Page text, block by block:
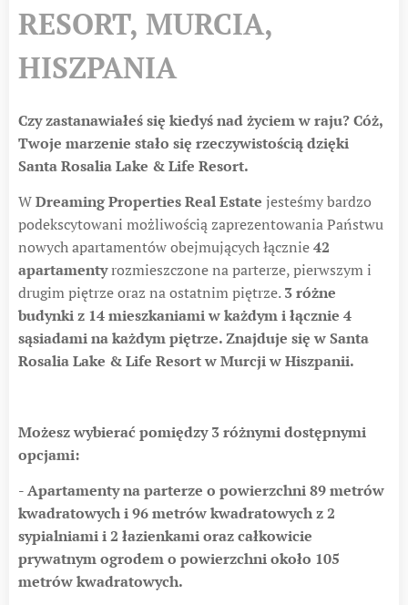
RESORT, MURCIA,
HISZPANIA
Czy zastanawiałeś się kiedyś nad życiem w raju? Cóż,
Twoje marzenie stało się rzeczywistością dzięki
Santa Rosalia Lake & Life Resort.
WDreaming Properties Real Estate jesteśmy bardzo
podekscytowani możliwością zaprezentowania Państwu
nowych apartamentów obejmujących łącznie42
apartamentyrozmieszczone na parterze, pierwszym i
drugim piętrze oraz na ostatnim piętrze.3 różne
budynki z 14 mieszkaniami w każdym i łącznie 4
sąsiadami na każdym piętrze. Znajduje się w Santa
Rosalia Lake & Life Resort w Murcji w Hiszpanii.
Możesz wybierać pomiędzy 3 różnymi dostępnymi
opcjami:
- Apartamenty na parterze o powierzchni 89 metrów
kwadratowych i 96 metrów kwadratowych z 2
sypialniami i 2 łazienkami oraz całkowicie
prywatnym ogrodem o powierzchni około 105
metrów kwadratowych.